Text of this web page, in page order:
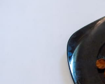
TV Program